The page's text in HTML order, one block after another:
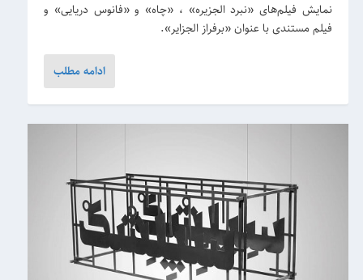
نمایش فیلم‌های «نبرد الجزیره» ، «چاه» و «فانوس دریایی» و
فیلم مستندی با عنوان «برفراز الجزایر».
ادامه مطلب